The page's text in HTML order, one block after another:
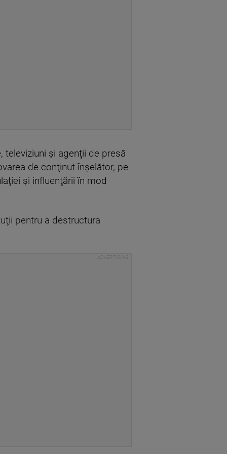
şi agenţii de presă
de conţinut înşelător, pe
şi influenţării în mod
pentru a destructura